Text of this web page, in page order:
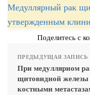
Медуллярный рак
утвержденным
Поделитесь с
ПРЕДЫДУЩАЯ ЗАПИСЬ
При медуллярном
щитовидной железы
костными